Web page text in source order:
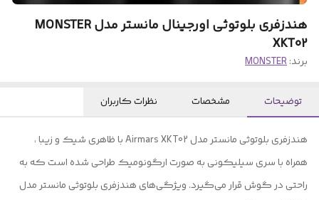
هندزفری بلوتوثی اورجینال مانستر مدل MONSTER
XKT02
برند:MONSTER
توضیحات مشخصات نظرات کاربران
هندزفری بلوتوثی مانستر مدل Airmars XKT02 با ظاهری شیک و زیبا ،
همراه با سری سیلیکونی به صورت ارگونومیک طراحی شده است که به
راحتی در گوش قرار می‌گیرد. ویژگی‌های هندزفری بلوتوثی مانستر مدل